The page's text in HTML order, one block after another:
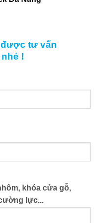
được tư vấn
!
khóa cửa gỗ,
lực...